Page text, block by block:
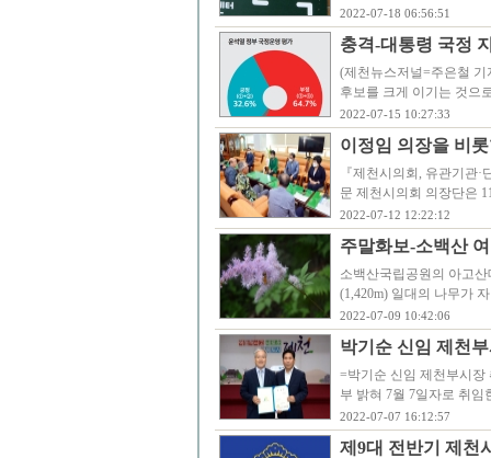
2022-07-18 06:56:51
충격-대통령 국정
(제천뉴스저널=주은철
후보를 크게 이기는 것으
2022-07-15 10:27:33
이정임 의장을 비
『제천시의회, 유관기관
문 제천시의회 의장단은
2022-07-12 12:22:12
주말화보-소백산
소백산국립공원의 아고
(1,420m) 일대의 나무가
2022-07-09 10:42:06
박기순 신임 제천
=박기순 신임 제천부시장
부 밝혀 7월 7일자로 취
2022-07-07 16:12:57
제9대 전반기 제천